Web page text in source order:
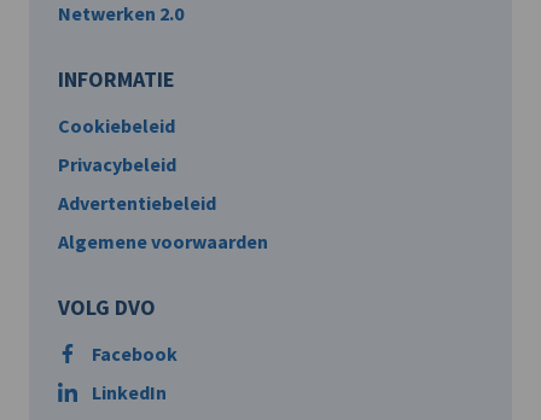
Netwerken 2.0
INFORMATIE
Cookiebeleid
Privacybeleid
Advertentiebeleid
Algemene voorwaarden
VOLG DVO
Facebook
LinkedIn